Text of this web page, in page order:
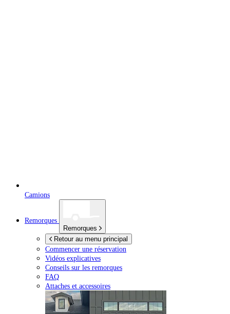
Camions
Remorques
Remorques
Retour au menu principal
Commencer une réservation
Vidéos explicatives
Conseils sur les remorques
FAQ
Attaches et accessoires